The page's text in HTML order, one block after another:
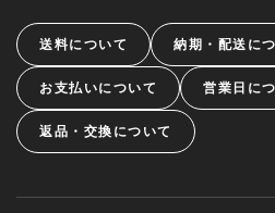
送料について 納期・配送に
お支払いについて 営業日に
返品・交換について